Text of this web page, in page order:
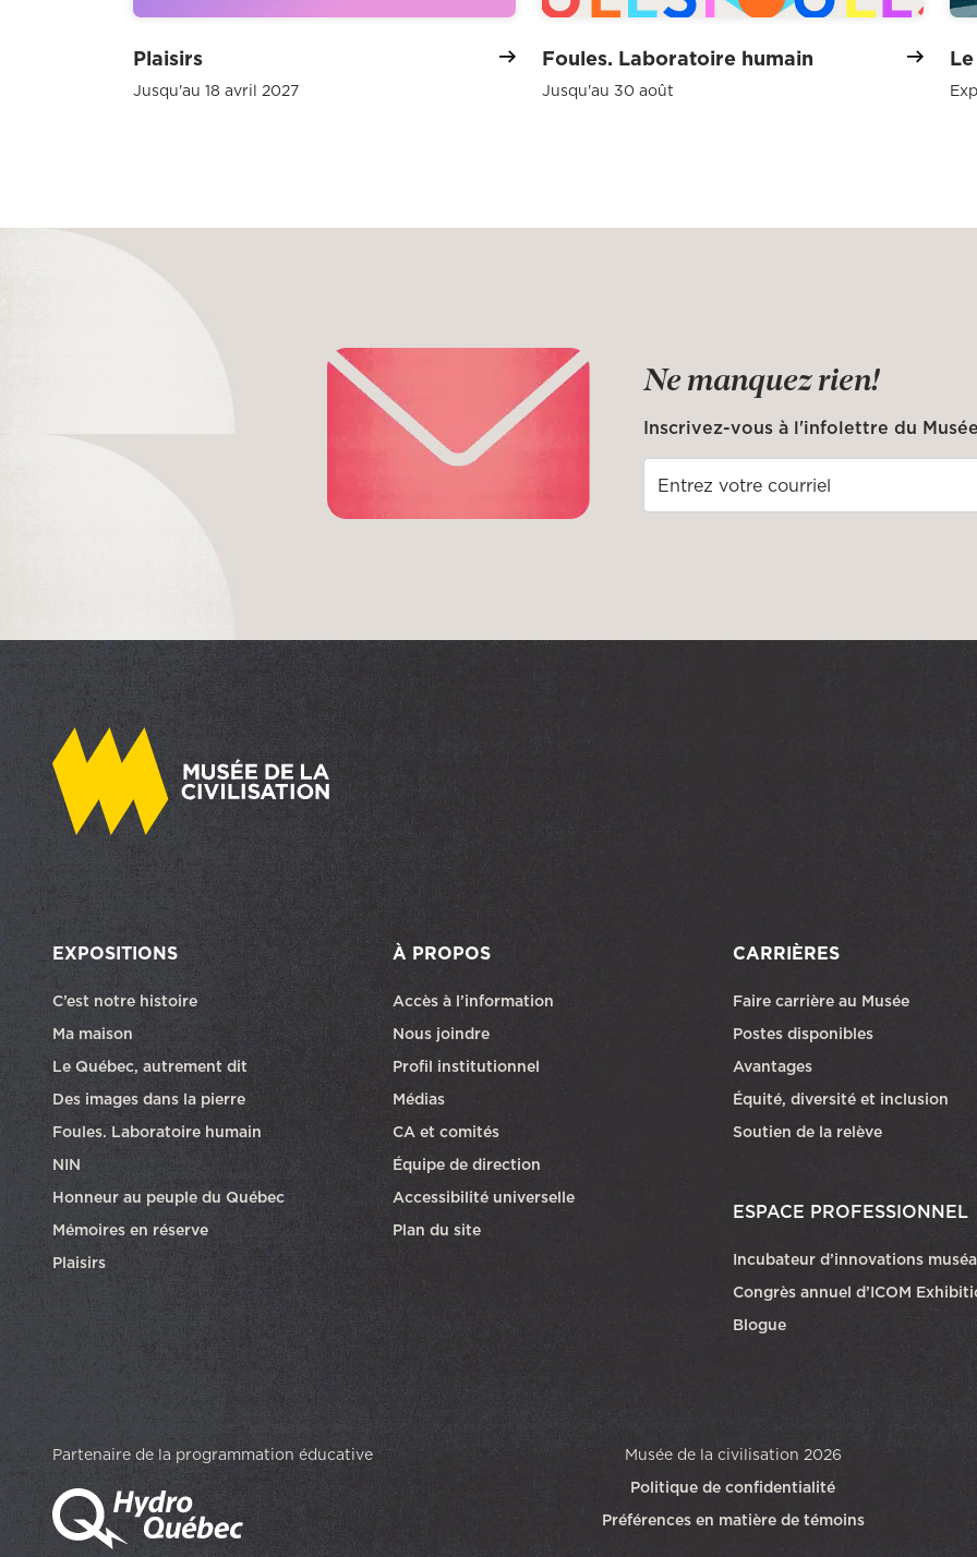
Plaisirs
Jusqu'au 18 avril 2027
Foules. Laboratoire humain
Jusqu'au 30 août
Ne manquez rien!
Inscrivez-vous à l'infolettre du
EXPOSITIONS
C’est notre histoire
Ma maison
Le Québec, autrement dit
Des images dans la pierre
Foules. Laboratoire humain
NIN
Honneur au peuple du Québec
Mémoires en réserve
Plaisirs
À PROPOS
Accès à l’information
Nous joindre
Profil institutionnel
Médias
CA et comités
Équipe de direction
Accessibilité universelle
Plan du site
CARRIÈRES
Faire carrière au Musée
Postes disponiblesCe lien
Avantages
Équité, diversité et inclusion
Soutien de la relève
ESPACE PROFESSIONNEL
Incubateur d’innovations
Congrès annuel d’ICOM
Blogue
Partenaire de la programmation éducative
Musée de la civilisation 2026
Politique de confidentialité
Préférences en matière de témoins